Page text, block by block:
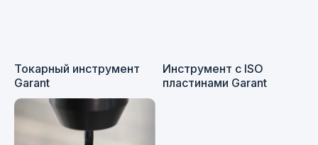
Токарный инструмент
Garant
Инструмент с ISO
пластинами Garant